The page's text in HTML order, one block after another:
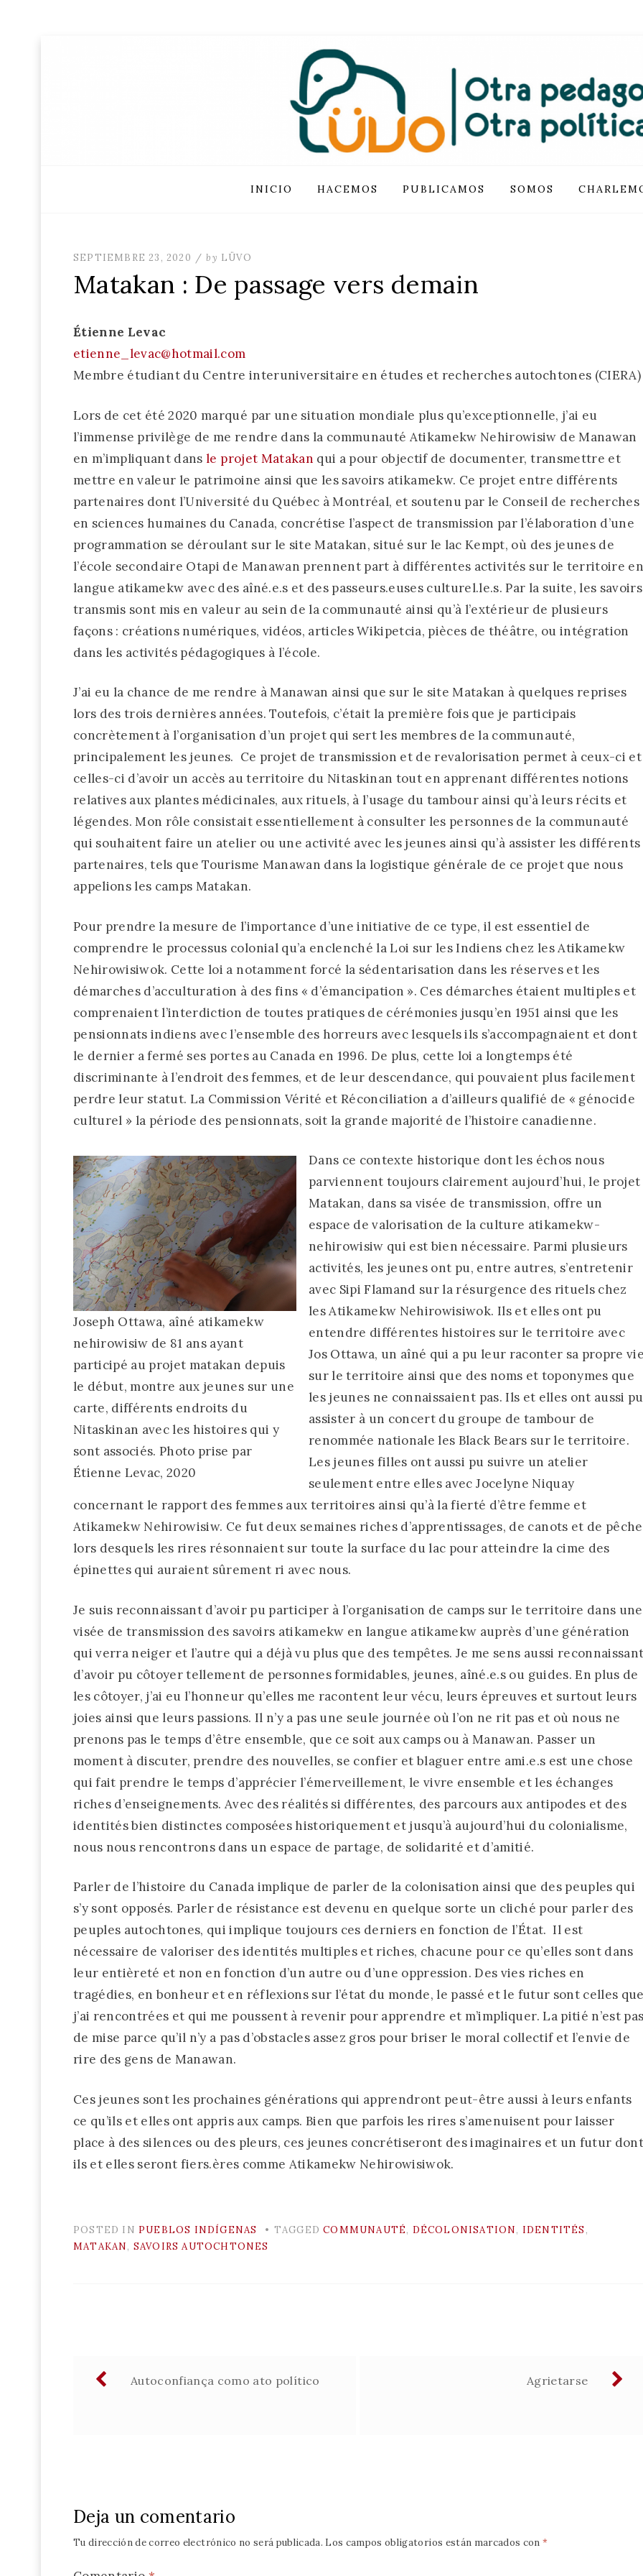
FUNDACIÓN LUVO
INICIO HACEMOS PUBLICAMOS SOMOS
POSTED
ON
SEPTIEMBRE 23, 2020 by LÜVO
Matakan : De passage vers demain
Étienne Levac
etienne_levac@hotmail.com
Membre étudiant du Centre interuniversitaire en études et recherches autochtones (CIERA)
Lors de cet été 2020 marqué par une situation mondiale plus qu’exceptionnelle, j’ai eu
l’immense privilège de me rendre dans la communauté Atikamekw Nehirowisiw de Manawan
en m’impliquant dansle projet Matakan qui a pour objectif de documenter, transmettre et
mettre en valeur le patrimoine ainsi que les savoirs atikamekw. Ce projet entre différents
partenaires dont l’Université du Québec à Montréal, et soutenu par le Conseil de recherches
en sciences humaines du Canada, concrétise l’aspect de transmission par l’élaboration d’une
programmation se déroulant sur le site Matakan, situé sur le lac Kempt, où des jeunes de
l’école secondaire Otapi de Manawan prennent part à différentes activités sur le territoire en
langue atikamekw avec des aîné.e.s et des passeurs.euses culturel.le.s. Par la suite, les savoirs
transmis sont mis en valeur au sein de la communauté ainsi qu’à l’extérieur de plusieurs
façons : créations numériques, vidéos, articles Wikipetcia, pièces de théâtre, ou intégration
dans les activités pédagogiques à l’école.
J’ai eu la chance de me rendre à Manawan ainsi que sur le site Matakan à quelques reprises
lors des trois dernières années. Toutefois, c’était la première fois que je participais
concrètement à l’organisation d’un projet qui sert les membres de la communauté,
principalement les jeunes. Ce projet de transmission et de revalorisation permet à ceux-ci et
celles-ci d’avoir un accès au territoire du Nitaskinan tout en apprenant différentes notions
relatives aux plantes médicinales, aux rituels, à l’usage du tambour ainsi qu’à leurs récits et
légendes. Mon rôle consistait essentiellement à consulter les personnes de la communauté
qui souhaitent faire un atelier ou une activité avec les jeunes ainsi qu’à assister les différents
partenaires, tels que Tourisme Manawan dans la logistique générale de ce projet que nous
appelions les camps Matakan.
Pour prendre la mesure de l’importance d’une initiative de ce type, il est essentiel de
comprendre le processus colonial qu’a enclenché la Loi sur les Indiens chez les Atikamekw
Nehirowisiwok. Cette loi a notamment forcé la sédentarisation dans les réserves et les
démarches d’acculturation à des fins « d’émancipation ». Ces démarches étaient multiples et
comprenaient l’interdiction de toutes pratiques de cérémonies jusqu’en 1951 ainsi que les
pensionnats indiens avec l’ensemble des horreurs avec lesquels ils s’accompagnaient et dont
le dernier a fermé ses portes au Canada en 1996. De plus, cette loi a longtemps été
discriminante à l’endroit des femmes, et de leur descendance, qui pouvaient plus facilement
perdre leur statut. La Commission Vérité et Réconciliation a d’ailleurs qualifié de « génocide
culturel » la période des pensionnats, soit la grande majorité de l’histoire canadienne.
Joseph Ottawa, aîné atikamekw
nehirowisiw de 81 ans ayant
participé au projet matakan depuis
le début, montre aux jeunes sur une
carte, différents endroits du
Nitaskinan avec les histoires qui y
sont associés. Photo prise par
Étienne Levac, 2020
Dans ce contexte historique dont les échos nous
parviennent toujours clairement aujourd’hui, le projet
Matakan, dans sa visée de transmission, offre un
espace de valorisation de la culture atikamekw-
nehirowisiw qui est bien nécessaire. Parmi plusieurs
activités, les jeunes ont pu, entre autres, s’entretenir
avec Sipi Flamand sur la résurgence des rituels chez
les Atikamekw Nehirowisiwok. Ils et elles ont pu
entendre différentes histoires sur le territoire avec
Jos Ottawa, un aîné qui a pu leur raconter sa propre
sur le territoire ainsi que des noms et toponymes que
les jeunes ne connaissaient pas. Ils et elles ont aussi pu
assister à un concert du groupe de tambour de
renommée nationale les Black Bears sur le territoire.
Les jeunes filles ont aussi pu suivre un atelier
seulement entre elles avec Jocelyne Niquay
concernant le rapport des femmes aux territoires ainsi qu’à la fierté d’être femme et
Atikamekw Nehirowisiw. Ce fut deux semaines riches d’apprentissages, de canots et de pêche
lors desquels les rires résonnaient sur toute la surface du lac pour atteindre la cime des
épinettes qui auraient sûrement ri avec nous.
Je suis reconnaissant d’avoir pu participer à l’organisation de camps sur le territoire dans une
visée de transmission des savoirs atikamekw en langue atikamekw auprès d’une génération
qui verra neiger et l’autre qui a déjà vu plus que des tempêtes. Je me sens aussi
d’avoir pu côtoyer tellement de personnes formidables, jeunes, aîné.e.s ou guides. En plus de
les côtoyer, j’ai eu l’honneur qu’elles me racontent leur vécu, leurs épreuves et surtout leurs
joies ainsi que leurs passions. Il n’y a pas une seule journée où l’on ne rit pas et où nous ne
prenons pas le temps d’être ensemble, que ce soit aux camps ou à Manawan. Passer un
moment à discuter, prendre des nouvelles, se confier et blaguer entre ami.e.s est une chose
qui fait prendre le temps d’apprécier l’émerveillement, le vivre ensemble et les échanges
riches d’enseignements. Avec des réalités si différentes, des parcours aux antipodes et des
identités bien distinctes composées historiquement et jusqu’à aujourd’hui du colonialisme,
nous nous rencontrons dans un espace de partage, de solidarité et d’amitié.
Parler de l’histoire du Canada implique de parler de la colonisation ainsi que des peuples qui
s’y sont opposés. Parler de résistance est devenu en quelque sorte un cliché pour parler des
peuples autochtones, qui implique toujours ces derniers en fonction de l’État. Il est
nécessaire de valoriser des identités multiples et riches, chacune pour ce qu’elles sont dans
leur entièreté et non en fonction d’un autre ou d’une oppression. Des vies riches en
tragédies, en bonheur et en réflexions sur l’état du monde, le passé et le futur sont celles
j’ai rencontrées et qui me poussent à revenir pour apprendre et m’impliquer. La pitié n’est
de mise parce qu’il n’y a pas d’obstacles assez gros pour briser le moral collectif et l’envie de
rire des gens de Manawan.
Ces jeunes sont les prochaines générations qui apprendront peut-être aussi à leurs enfants
ce qu’ils et elles ont appris aux camps. Bien que parfois les rires s’amenuisent pour laisser
place à des silences ou des pleurs, ces jeunes concrétiseront des imaginaires et un futur dont
ils et elles seront fiers.ères comme Atikamekw Nehirowisiwok.
POSTED IN PUEBLOS INDÍGENAS TAGGEDCOMMUNAUTÉ, DÉCOLONISATION, IDENTITÉS ,
MATAKAN, SAVOIRS AUTOCHTONES
Navegación
Autoconfiança como ato político Agrietarse
Deja un comentario
Tu dirección de correo electrónico no será publicada. Los campos obligatorios están marcados con *